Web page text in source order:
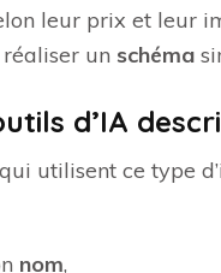
leur prix et leur
un schéma
d’IA
qui utilisent ce type
nom,